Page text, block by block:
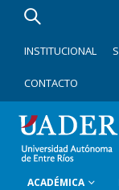
INSTITUCIONAL
CONTACTO
ACADÉMICA